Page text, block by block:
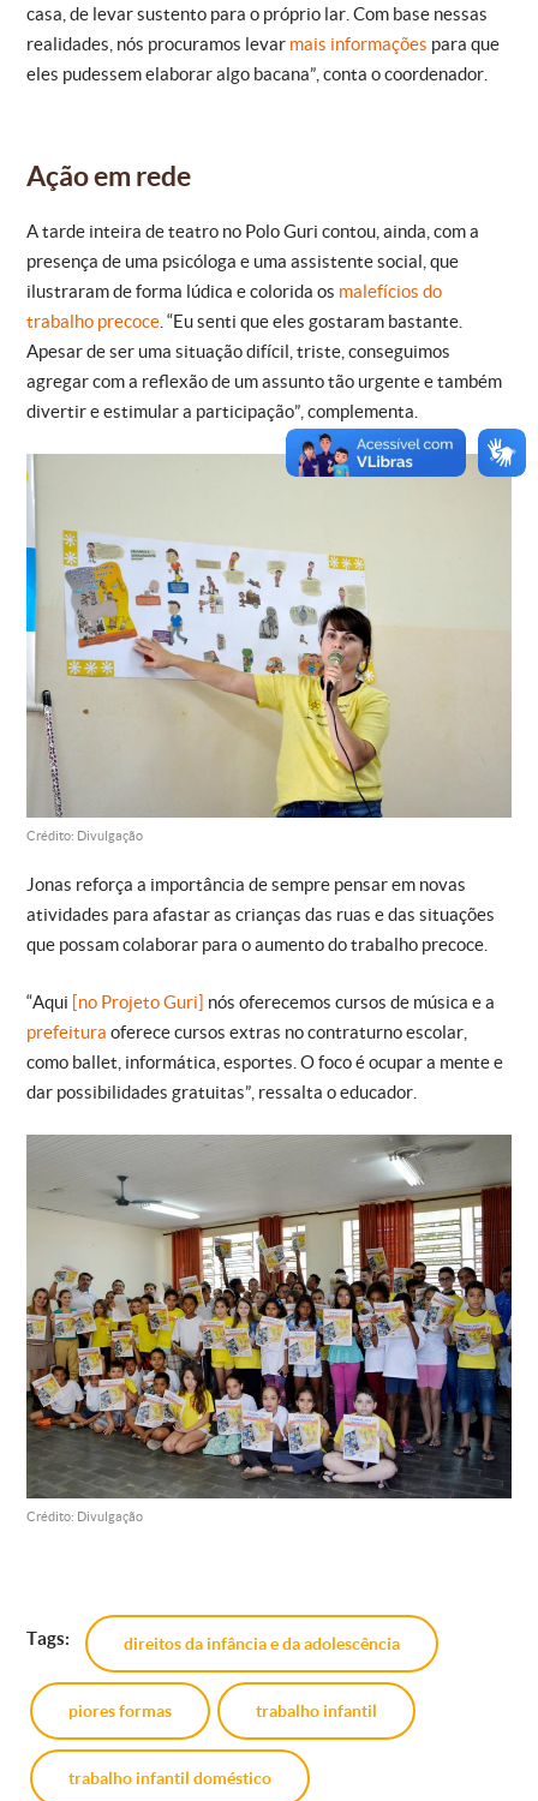
casa, de levar sustento para o próprio lar. Com base nessas
realidades, nós procuramos levar mais informações para que
eles pudessem elaborar algo bacana”, conta o coordenador.
Ação em rede
A tarde inteira de teatro no Polo Guri contou, ainda, com a
presença de uma psicóloga e uma assistente social, que
ilustraram de forma lúdica e colorida os malefícios do
trabalho precoce . “Eu senti que eles gostaram bastante.
Apesar de ser uma situação difícil, triste, conseguimos
agregar com a reflexão de um assunto tão urgente e também
divertir e estimular a participação”, complementa.
Crédito: Divulgação
Jonas reforça a importância de sempre pensar em novas
atividades para afastar as crianças das ruas e das situações
que possam colaborar para o aumento do trabalho precoce.
“Aqui [no Projeto Guri] nós oferecemos cursos de música e a
prefeitura oferece cursos extras no contraturno escolar,
como ballet, informática, esportes. O foco é ocupar a mente e
dar possibilidades gratuitas”, ressalta o educador.
Crédito: Divulgação
Tags: direitos da infância e da adolescência
piores formas trabalho infantil
trabalho infantil doméstico